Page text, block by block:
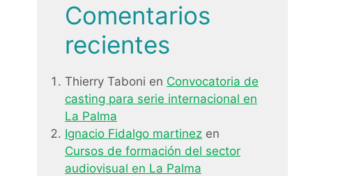
Comentarios
recientes
Thierry Taboni en Convocatoria de
casting para serie internacional en
La Palma
Ignacio Fidalgo martinez en
Cursos de formación del sector
audiovisual en La Palma